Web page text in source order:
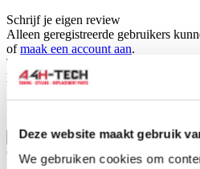
Deze website maakt gebruik
We gebruiken cookies om
Schrijf je eigen review
Alleen geregistreerde gebruikers
ofmaak een account aan.
Toepasbaar op:
Honda
Toon meer
Gerelateerde producten